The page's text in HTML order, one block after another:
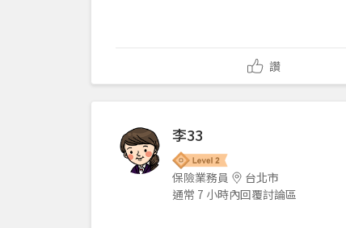
讚
李33
保險業務員
台北市
通常 7 小時內回覆討論區